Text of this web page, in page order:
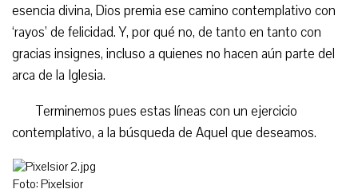
esencia divina, Dios premia ese camino contemplativo con
‘rayos’ de felicidad. Y, por qué no, de tanto en tanto con
gracias insignes, incluso a quienes no hacen aún parte del
arca de la Iglesia.
Terminemos pues estas líneas con un ejercicio
contemplativo, a la búsqueda de Aquel que deseamos.
Foto: Pixelsior